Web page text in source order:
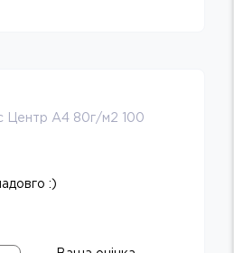
Центр А4 80г/м2 100
:)